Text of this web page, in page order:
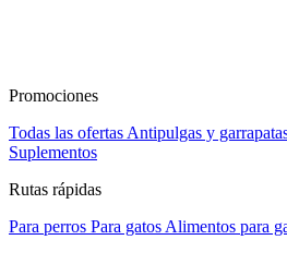
Promociones
Todas las ofertas Antipulgas y
Suplementos
Rutas rápidas
Para perros Para gatos Alimentos para